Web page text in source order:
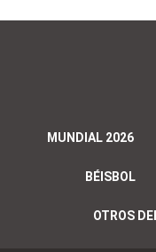
MUNDIAL 2026
BÉISBOL
OTROS